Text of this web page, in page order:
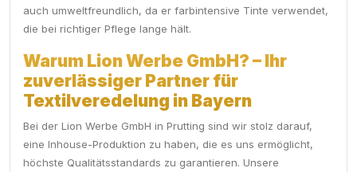
auch umweltfreundlich, da er farbintensive Tinte verwendet,
die bei richtiger Pflege lange hält.
Warum Lion Werbe GmbH? – Ihr
zuverlässiger Partner für
Textilveredelung in Bayern
Bei der Lion Werbe GmbH in Prutting sind wir stolz darauf,
eine Inhouse-Produktion zu haben, die es uns ermöglicht,
höchste Qualitätsstandards zu garantieren. Unsere